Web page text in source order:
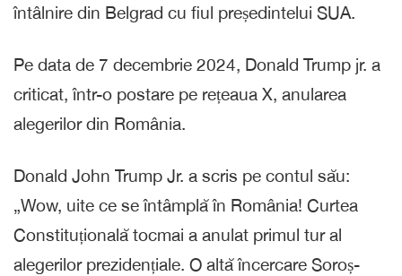
întâlnire din Belgrad cu fiul președintelui SUA.
Pe data de 7 decembrie 2024, Donald Trump jr. a
criticat, într-o postare pe rețeaua X, anularea
alegerilor din România.
Donald John Trump Jr. a scris pe contul său:
„Wow, uite ce se întâmplă în România! Curtea
Constituțională tocmai a anulat primul tur al
alegerilor prezidențiale. O altă încercare Soroș-